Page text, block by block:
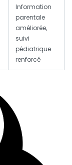
Information
parentale
améliorée,
suivi
pédiatrique
renforcé